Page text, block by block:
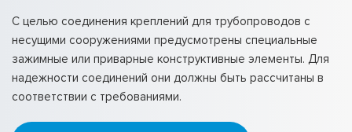
С целью соединения креплений для трубопроводов с
несущими сооружениями предусмотрены специальные
зажимные или приварные конструктивные элементы. Для
надежности соединений они должны быть рассчитаны в
соответствии с требованиями.